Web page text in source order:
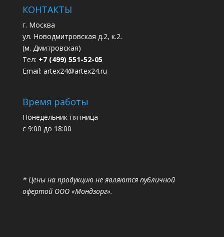
КОНТАКТЫ
г. Москва
ул. Новодмитровская д.2, к.2.
(м. Дмитровская)
Тел: +7 (499) 551-52-05
Email: artex24@artex24.ru
Время работы
Понедельник-пятница
с 9:00 до 18:00
* Цены на продукцию не являются публичной
офертой ООО «Мондзорг».